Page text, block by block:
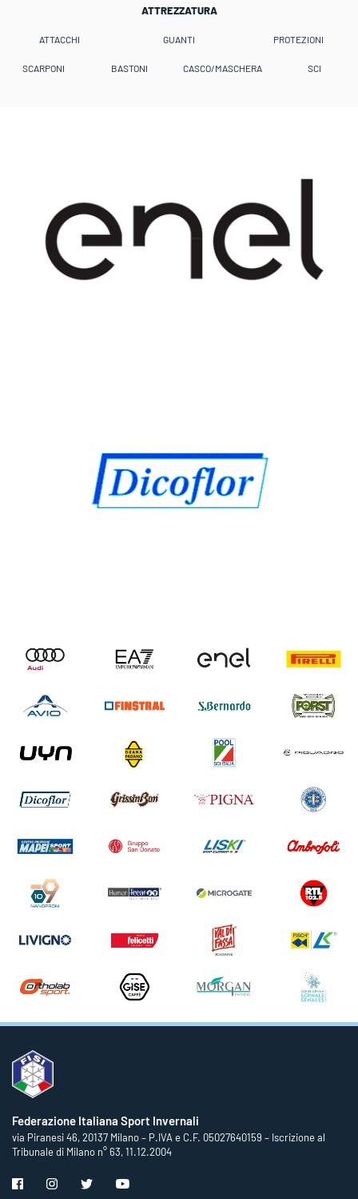
ATTREZZATURA
ATTACCHI GUANTI PROTEZIONI
SCARPONI BASTONI CASCO/MASCHERA SCI
Federazione Italiana Sport Invernali
via Piranesi 46, 20137 Milano – P.IVA e C.F. 05027640159 – Iscrizione al
Tribunale di Milano n° 63, 11.12.2004